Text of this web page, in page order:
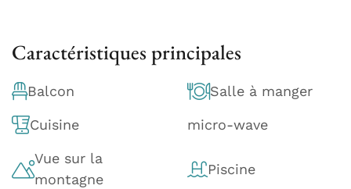
Caractéristiques principales
Balcon Salle à manger
Cuisine micro-wave
Vue sur la
montagne
Piscine